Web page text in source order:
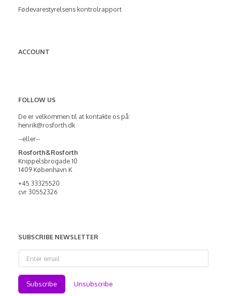
Fødevarestyrelsens kontrolrapport
ACCOUNT
FOLLOW US
De er velkommen til at kontakte os på:
henrik@rosforth.dk
--eller--
Rosforth&Rosforth
Knippelsbrogade 10
1409 København K
+45 33325520
cvr 30552326
SUBSCRIBE NEWSLETTER
email
Subscribe Unsubscribe